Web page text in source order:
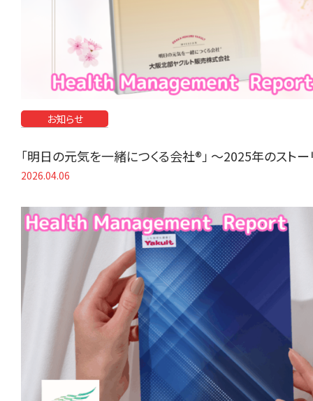
お知らせ
「明日の元気を一緒につくる会社®」 〜2025年のスト
2026.04.06